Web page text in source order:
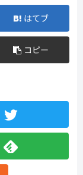
はてブ
コピー